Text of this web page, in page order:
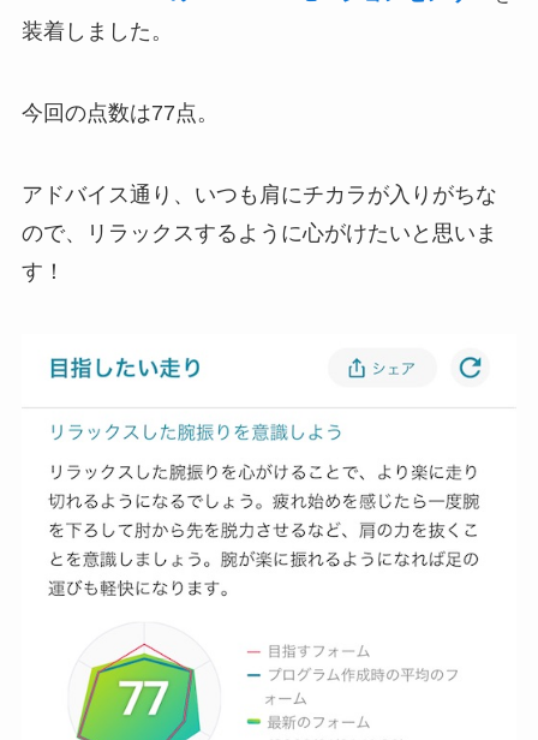
装着しました。
今回の点数は77点。
アドバイス通り、いつも肩にチカラが入りがちな
ので、リラックスするように心がけたいと思いま
す！